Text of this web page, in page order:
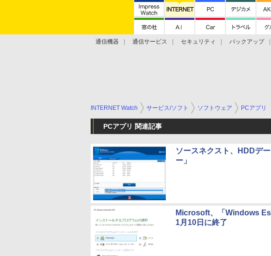
通信機器 通信サービス セキュリティ バックアップ
INTERNET Watch サービス/ソフト ソフトウェア PCアプリ
PCアプリ 関連記事
ソースネクスト、HDDデ
ー」
Microsoft、「Windows
1月10日に終了